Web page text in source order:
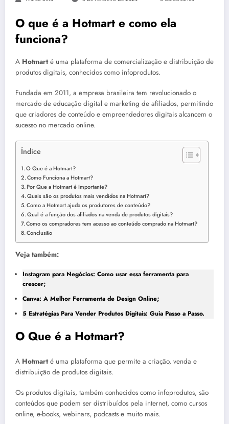
O que é a Hotmart e como ela
funciona?
A Hotmarté uma plataforma de comercialização e distribuição de
produtos digitais, conhecidos como infoprodutos.
Fundada em 2011, a empresa brasileira tem revolucionado o
mercado de educação digital e marketing de afiliados, permitindo
que criadores de conteúdo e empreendedores digitais alcancem o
sucesso no mercado online.
Índice
O Que é a Hotmart?
Como Funciona a Hotmart?
Por Que a Hotmart é Importante?
Quais são os produtos mais vendidos na Hotmart?
Como a Hotmart ajuda os produtores de conteúdo?
Qual é a função dos afiliados na venda de produtos digitais?
Como os compradores tem acesso ao conteúdo comprado na Hotmart?
Conclusão
Veja também:
Instagram para Negócios: Como usar essa ferramenta para
crescer;
Canva: A Melhor Ferramenta de Design Online;
5 Estratégias Para Vender Produtos Digitais: Guia Passo a Passo.
O Que é a Hotmart?
A Hotmarté uma plataforma que permite a criação, venda e
distribuição de produtos digitais.
Os produtos digitais, também conhecidos como infoprodutos, são
conteúdos que podem ser distribuídos pela internet, como cursos
online, e-books, webinars, podcasts e muito mais.